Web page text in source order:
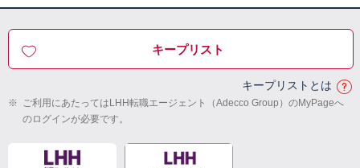
キープリスト
キープリストとは
※ ご利用にあたってはLHH転職エージェント（Adecco Group）のMyPageへ
のログインが必要です。